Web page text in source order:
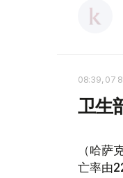
08:39, 07
卫生
（哈萨
亡率由